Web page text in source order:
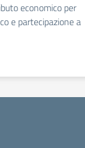
economico per
e partecipazione a